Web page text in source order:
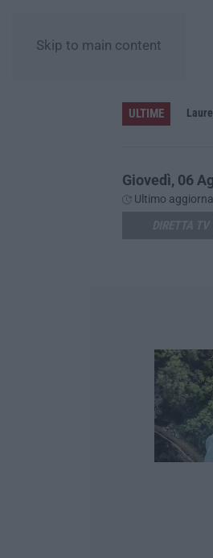
Skip to main content
ULTIME
Sistema bibliotecario vibonese, la dura replica di Soriano e Romeo: «Il fallimento è di chi ha staccato la spina»
Giovedì, 06
Ultimo